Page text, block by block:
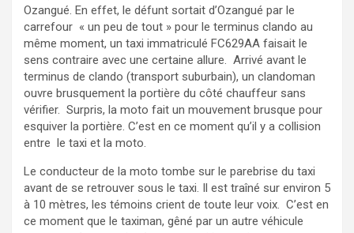
Ozangué. En effet, le défunt sortait d’Ozangué par le
carrefour « un peu de tout » pour le terminus clando au
même moment, un taxi immatriculé FC629AA faisait le
sens contraire avec une certaine allure. Arrivé avant le
terminus de clando (transport suburbain), un clandoman
ouvre brusquement la portière du côté chauffeur sans
vérifier. Surpris, la moto fait un mouvement brusque pour
esquiver la portière. C’est en ce moment qu’il y a collision
entre le taxi et la moto.
Le conducteur de la moto tombe sur le parebrise du taxi
avant de se retrouver sous le taxi. Il est traîné sur environ 5
à 10 mètres, les témoins crient de toute leur voix. C’est en
ce moment que le taximan, gêné par un autre véhicule